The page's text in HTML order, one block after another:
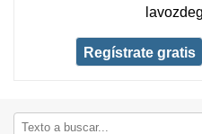
Regístrate gratis